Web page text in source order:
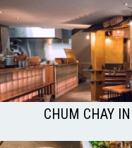
CHUM CHAY